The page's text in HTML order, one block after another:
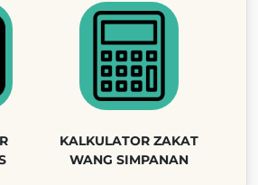
KALKULATOR ZAKAT
WANG SIMPANAN